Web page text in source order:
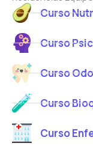
Curso
Curso
Curso
Curso
Curso